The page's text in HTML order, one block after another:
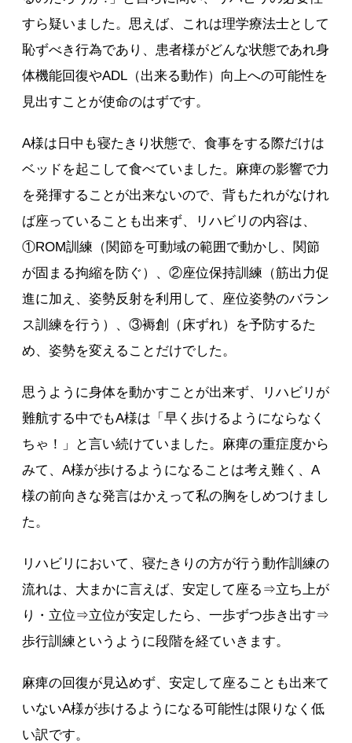
すら疑いました。思えば、これは理学療法士として
恥ずべき行為であり、患者様がどんな状態であれ身
体機能回復やADL（出来る動作）向上への可能性を
見出すことが使命のはずです。
A様は日中も寝たきり状態で、食事をする際だけは
ベッドを起こして食べていました。麻痺の影響で力
を発揮することが出来ないので、背もたれがなけれ
ば座っていることも出来ず、リハビリの内容は、
①ROM訓練（関節を可動域の範囲で動かし、関節
が固まる拘縮を防ぐ）、②座位保持訓練（筋出力促
進に加え、姿勢反射を利用して、座位姿勢のバラン
ス訓練を行う）、③褥創（床ずれ）を予防するた
め、姿勢を変えることだけでした。
思うように身体を動かすことが出来ず、リハビリが
難航する中でもA様は「早く歩けるようにならなく
ちゃ！」と言い続けていました。麻痺の重症度から
みて、A様が歩けるようになることは考え難く、A
様の前向きな発言はかえって私の胸をしめつけまし
た。
リハビリにおいて、寝たきりの方が行う動作訓練の
流れは、大まかに言えば、安定して座る⇒立ち上が
り・立位⇒立位が安定したら、一歩ずつ歩き出す⇒
歩行訓練というように段階を経ていきます。
麻痺の回復が見込めず、安定して座ることも出来て
いないA様が歩けるようになる可能性は限りなく低
い訳です。